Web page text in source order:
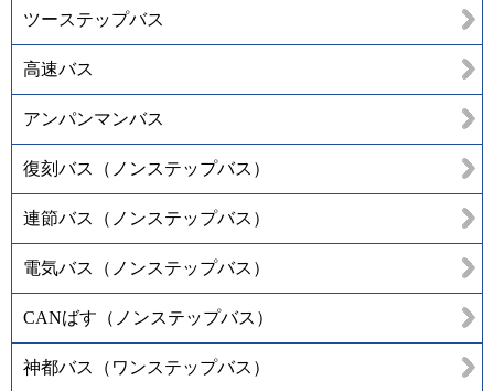
ツーステップバス
高速バス
アンパンマンバス
復刻バス（ノンステップバス）
連節バス（ノンステップバス）
電気バス（ノンステップバス）
CANばす（ノンステップバス）
神都バス（ワンステップバス）